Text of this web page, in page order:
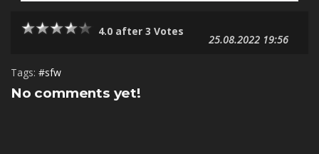
4.0 after 3 Votes
25.08.2022 19:56
Tags: #sfw
No comments yet!